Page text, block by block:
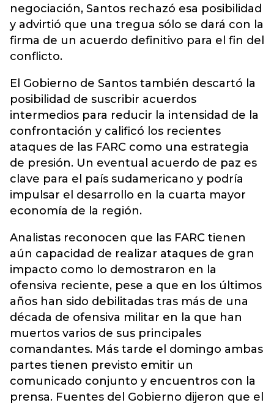
negociación, Santos rechazó esa posibilidad
y advirtió que una tregua sólo se dará con la
firma de un acuerdo definitivo para el fin del
conflicto.
El Gobierno de Santos también descartó la
posibilidad de suscribir acuerdos
intermedios para reducir la intensidad de la
confrontación y calificó los recientes
ataques de las FARC como una estrategia
de presión. Un eventual acuerdo de paz es
clave para el país sudamericano y podría
impulsar el desarrollo en la cuarta mayor
economía de la región.
Analistas reconocen que las FARC tienen
aún capacidad de realizar ataques de gran
impacto como lo demostraron en la
ofensiva reciente, pese a que en los últimos
años han sido debilitadas tras más de una
década de ofensiva militar en la que han
muertos varios de sus principales
comandantes. Más tarde el domingo ambas
partes tienen previsto emitir un
comunicado conjunto y encuentros con la
prensa. Fuentes del Gobierno dijeron que el